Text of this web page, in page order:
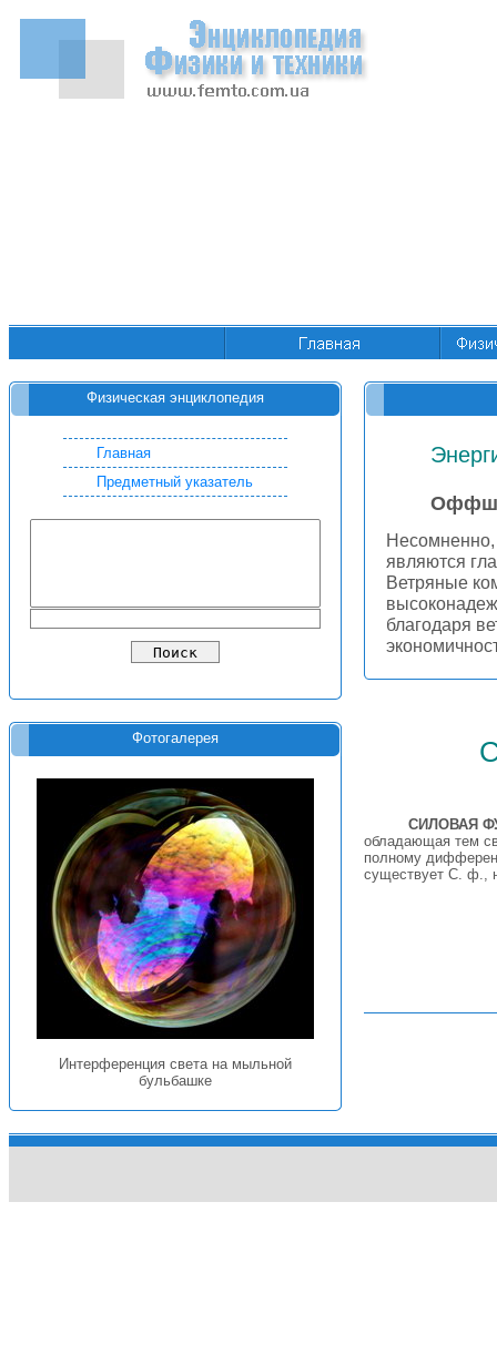
Физическая энциклопедия
Главная
Предметный указатель
Фотогалерея
Интерференция света на мыльной
бульбашке
Несомненно,
являются
Ветряные
благодаря
СИЛОВАЯ
обладающая тем
полному
существует С. ф.,